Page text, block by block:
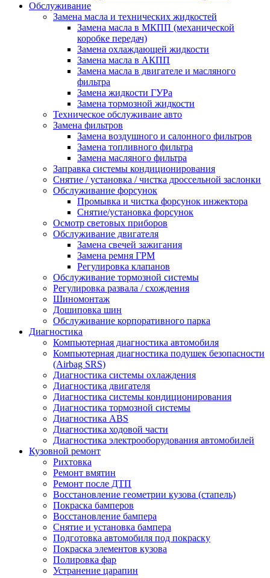
Обслуживание
Замена масла и технических жидкостей
Замена масла в МКПП (механической
коробке передач)
Замена охлаждающей жидкости
Замена масла в АКПП
Замена масла в двигателе и масляного
фильтра
Замена жидкости ГУРа
Замена тормозной жидкости
Техническое обслуживаие авто
Замена фильтров
Замена воздушного и салонного фильтров
Замена топливного фильтра
Замена масляного фильтра
Заправка системы кондиционирования
Снятие / установка / чистка дроссельной заслонки
Обслуживание форсунок
Промывка и чистка форсунок инжектора
Снятие/установка форсунок
Осмотр световых приборов
Обслуживание двигателя
Замена свечей зажигания
Замена ремня ГРМ
Регулировка клапанов
Обслуживание тормозной системы
Регулировка развала / схождения
Шиномонтаж
Дошиповка шин
Обслуживание корпоративного парка
Диагностика
Компьютерная диагностика автомобиля
Компьютерная диагностика подушек безопасности
(Airbag SRS)
Диагностика системы охлаждения
Диагностика двигателя
Диагностика системы кондиционирования
Диагностика тормозной системы
Диагностика ABS
Диагностика ходовой части
Диагностика электрооборудования автомобилей
Кузовной ремонт
Рихтовка
Ремонт вмятин
Ремонт после ДТП
Восстановление геометрии кузова (стапель)
Покраска бамперов
Восстановление бампера
Снятие и установка бампера
Подготовка автомобиля под покраску
Покраска элементов кузова
Полировка фар
Устранение царапин